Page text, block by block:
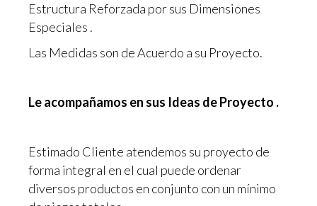
Estructura Reforzada por sus Dimensiones
Especiales .
Las Medidas son de Acuerdo a su Proyecto.
Le acompañamos en sus Ideas de Proyecto .
Estimado Cliente atendemos su proyecto de
forma integral en el cual puede ordenar
diversos productos en conjunto con un mínimo